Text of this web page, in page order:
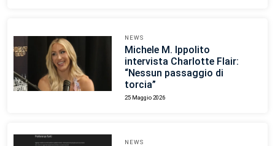
NEWS
Michele M. Ippolito
intervista Charlotte Flair:
“Nessun passaggio di
torcia”
25 Maggio 2026
NEWS